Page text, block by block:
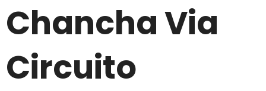
Chancha Via
Circuito